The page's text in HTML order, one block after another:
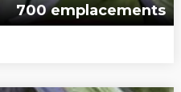
700 emplacements